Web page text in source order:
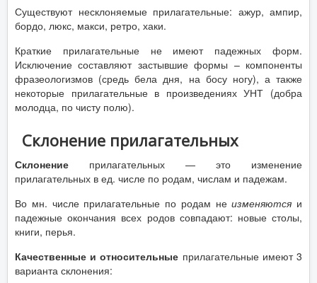
Существуют несклоняемые прилагательные: ажур, ампир,
бордо, люкс, макси, ретро, хаки.
Краткие прилагательные не имеют падежных форм.
Исключение составляют застывшие формы – компоненты
фразеологизмов (средь бела дня, на босу ногу), а также
некоторые прилагательные в произведениях УНТ (добра
молодца, по чисту полю).
Склонение прилагательных
Склонение прилагательных — это изменение
прилагательных в ед. числе по родам, числам и падежам.
Во мн. числе прилагательные по родам неизменяются и
падежные окончания всех родов совпадают: новые столы,
книги, перья.
Качественные и относительные прилагательные имеют 3
варианта склонения: